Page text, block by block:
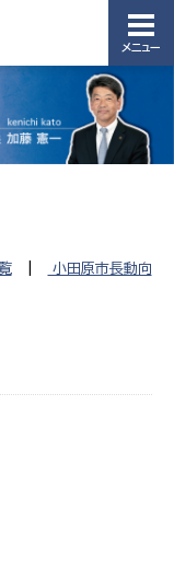
メニュー
|
小田原市長動向